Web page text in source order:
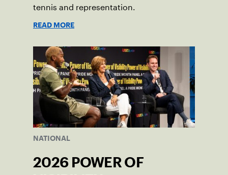
tennis and representation.
READ MORE
NATIONAL
2026 POWER OF